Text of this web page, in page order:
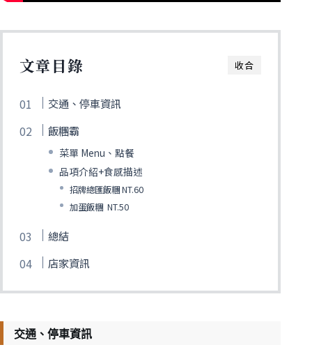
收合
文章目錄
交通、停車資訊
飯糰霸
菜單 Menu、點餐
品項介紹+食感描述
招牌總匯飯糰 NT.60
加蛋飯糰 NT.50
總結
店家資訊
交通、停車資訊